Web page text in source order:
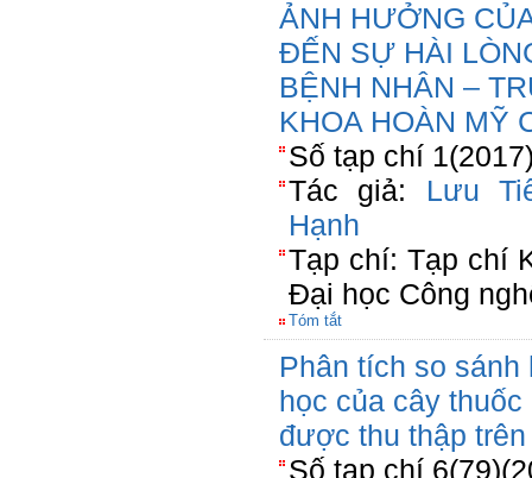
ẢNH HƯỞNG
ĐẾN SỰ HÀI
BỆNH NHÂN –
KHOA HOÀN MỸ
Số tạp chí
Tác giả: Lưu
Hạnh
Tạp chí: Tạp chí
Đại học Công
Tóm tắt
Phân tích so
học của cây
được thu thập
Số tạp chí